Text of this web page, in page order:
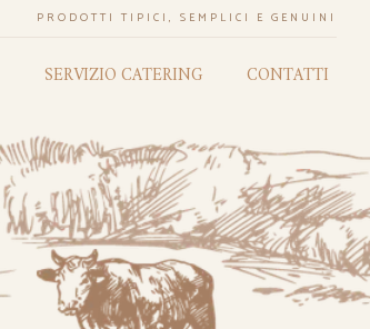
PRODOTTI TIPICI, SEMPLICI E GENUINI
SERVIZIO CATERING CONTATTI